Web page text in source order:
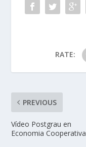
RATE:
PREVIOUS
Vídeo Postgrau en
Economia Cooperativa